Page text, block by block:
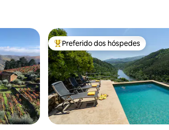
hóspedes Entre os melhores preferidos dos
Preferido dos hóspedes